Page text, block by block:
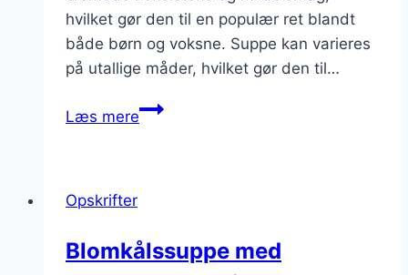
hvilket gør den til en populær ret blandt
både børn og voksne. Suppe kan varieres
på utallige måder, hvilket gør den til…
Læs mereBlomkålssuppe
Opskrifter
Blomkålssuppe med